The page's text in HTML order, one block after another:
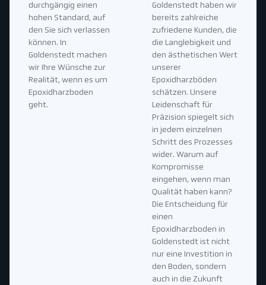
Goldenstedt haben wir
bereits zahlreiche
zufriedene Kunden, die
die Langlebigkeit und
den ästhetischen Wert
unserer
Epoxidharzböden
schätzen. Unsere
Leidenschaft für
Präzision spiegelt sich
in jedem einzelnen
Schritt des Prozesses
wider. Warum auf
Kompromisse
eingehen, wenn man
Qualität haben kann?
Die Entscheidung für
einen
Epoxidharzboden in
Goldenstedt ist nicht
nur eine Investition in
den Boden, sondern
auch in die Zukunft
durchgängig einen
hohen Standard, auf
den Sie sich verlassen
können. In
Goldenstedt machen
wir Ihre Wünsche zur
Realität, wenn es um
Epoxidharzboden
geht.